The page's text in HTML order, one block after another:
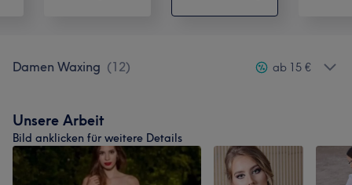
Damen Waxing (12) ab 15 €
Unsere Arbeit
Bild anklicken für weitere Details